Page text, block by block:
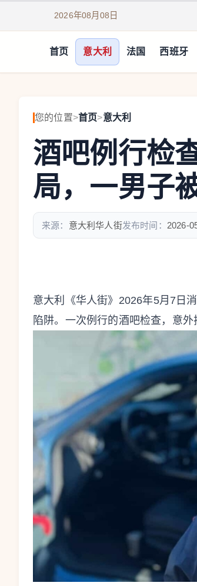
2026年08月08日
首页 意大利 法国 西班牙
您的位置>首页>意大利
酒吧例行检
局，一男子
来源： 意大利华人街发布时间： 2026-
意大利《华人街》2026年5月7日
陷阱。一次例行的酒吧检查，意外